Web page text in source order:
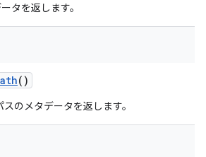
タを返します。
()
のメタデータを返します。